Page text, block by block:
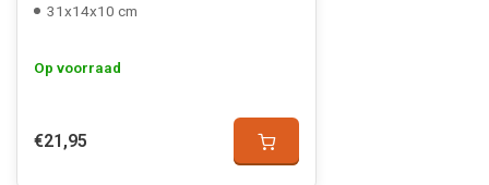
31x14x10 cm
Op voorraad
€21,95